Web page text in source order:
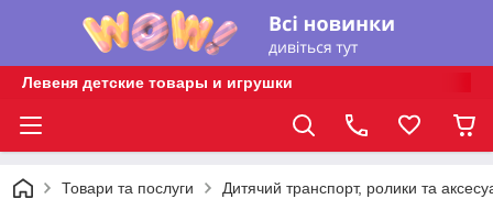
Левеня детские товары и игрушки
Товари та послуги Дитячий транспорт, ролики та